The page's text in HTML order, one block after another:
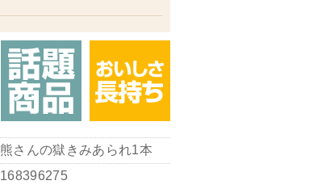
熊さんの獄きみあられ1本
168396275